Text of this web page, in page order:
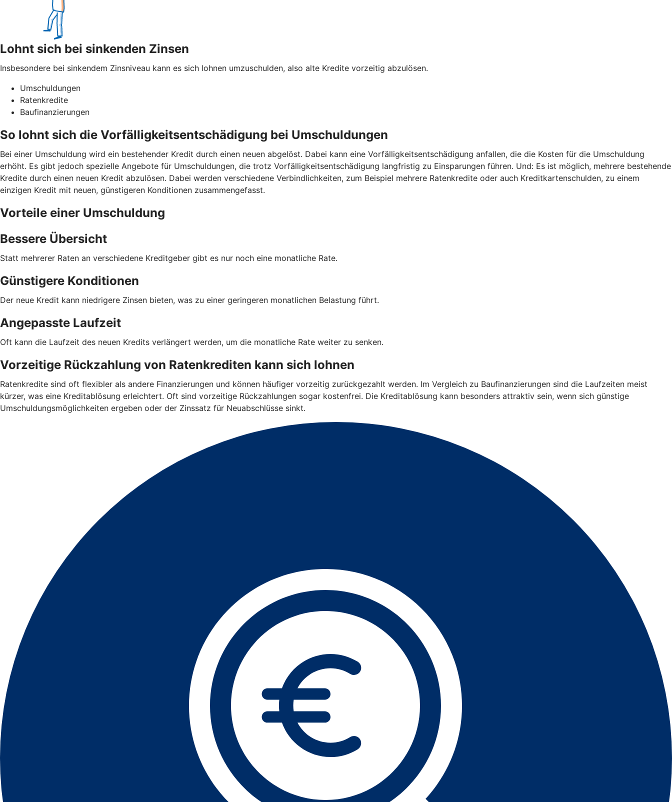
Lohnt sich bei sinkenden Zinsen
Insbesondere bei sinkendem Zinsniveau kann es sich lohnen umzuschulden, also alte Kredite vorzeitig abzulösen.
Umschuldungen
Ratenkredite
Baufinanzierungen
So lohnt sich die Vorfälligkeitsentschädigung bei Umschuldungen
Bei einer Umschuldung wird ein bestehender Kredit durch einen neuen abgelöst. Dabei kann eine Vorfälligkeitsentschädigung anfallen, die die Kosten für die Umschuldung
erhöht. Es gibt jedoch spezielle Angebote für Umschuldungen, die trotz Vorfälligkeitsentschädigung langfristig zu Einsparungen führen. Und: Es ist möglich, mehrere bestehende
Kredite durch einen neuen Kredit abzulösen. Dabei werden verschiedene Verbindlichkeiten, zum Beispiel mehrere Ratenkredite oder auch Kreditkartenschulden, zu einem
einzigen Kredit mit neuen, günstigeren Konditionen zusammengefasst.
Vorteile einer Umschuldung
Bessere Übersicht
Statt mehrerer Raten an verschiedene Kreditgeber gibt es nur noch eine monatliche Rate.
Günstigere Konditionen
Der neue Kredit kann niedrigere Zinsen bieten, was zu einer geringeren monatlichen Belastung führt.
Angepasste Laufzeit
Oft kann die Laufzeit des neuen Kredits verlängert werden, um die monatliche Rate weiter zu senken.
Vorzeitige Rückzahlung von Ratenkrediten kann sich lohnen
Ratenkredite sind oft flexibler als andere Finanzierungen und können häufiger vorzeitig zurückgezahlt werden. Im Vergleich zu Baufinanzierungen sind die Laufzeiten meist
kürzer, was eine Kreditablösung erleichtert. Oft sind vorzeitige Rückzahlungen sogar kostenfrei. Die Kreditablösung kann besonders attraktiv sein, wenn sich günstige
Umschuldungsmöglichkeiten ergeben oder der Zinssatz für Neuabschlüsse sinkt.